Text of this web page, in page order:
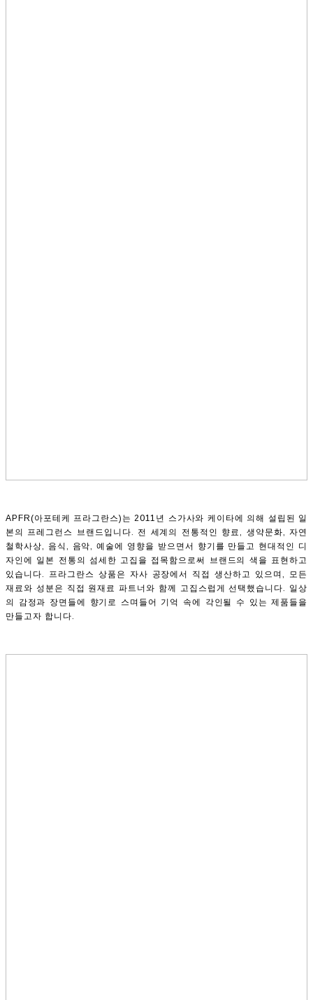
APFR(아포테케 프라그란스)는 2011년 스가사와 케이타에 의해 설립된 일
본의 프레그런스 브랜드입니다. 전 세계의 전통적인 향료, 생약문화, 자연
철학사상, 음식, 음악, 예술에 영향을 받으면서 향기를 만들고 현대적인 디
자인에 일본 전통의 섬세한 고집을 접목함으로써 브랜드의 색을 표현하고
있습니다. 프라그란스 상품은 자사 공장에서 직접 생산하고 있으며, 모든
재료와 성분은 직접 원재료 파트너와 함께 고집스럽게 선택했습니다. 일상
의 감정과 장면들에 향기로 스며들어 기억 속에 각인될 수 있는 제품들을
만들고자 합니다.